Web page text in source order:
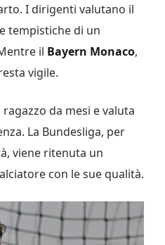
I dirigenti valutano il
tempistiche di un
il Bayern Monaco,
vigile.
da mesi e valuta
La Bundesliga, per
viene ritenuta un
con le sue qualità.